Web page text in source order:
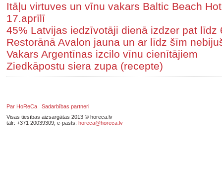
Itāļu virtuves un vīnu vakars Baltic Beach
17.aprīlī
45% Latvijas iedzīvotāji dienā izdzer pat līdz
Restorānā Avalon jauna un ar līdz šīm
Vakars Argentīnas izcilo vīnu cienītājiem
Ziedkāpostu siera zupa (recepte)
Par HoReCa
Sadarbības partneri
Visas tiesības aizsargātas 2013 © horeca.lv
tālr: +371 20039309; e-pasts: horeca@horeca.lv